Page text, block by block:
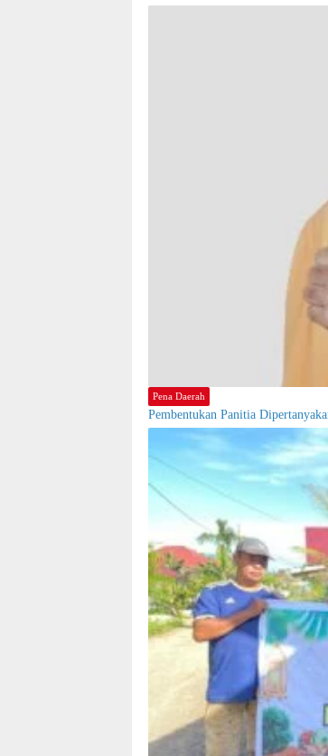
Pena Daerah
Pembentukan Panitia